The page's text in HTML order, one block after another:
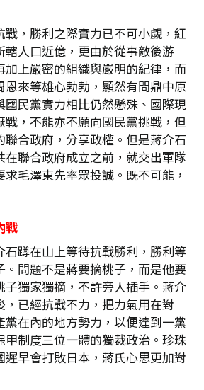
戰，勝利之際實力已不可小覷，紅
轄人口近億，更由於從事敵後游
加上嚴密的組織與嚴明的紀律，而
恩來等雄心勃勃，顯然有問鼎中原
國民黨實力相比仍然懸殊、國際現
，不能亦不願向國民黨挑戰，但
聯合政府，分享政權。但是蔣介石
聯合政府成立之前，就交出軍隊
毛澤東先率眾投誠。既不可能，
戰
石蹲在山上等待抗戰勝利，勝利等
。問題不是蔣要摘桃子，而是他要
子獨家獨摘，不許旁人插手。蔣介
已經抗戰不力，把力氣用在對
黨在內的地方勢力，以便達到一黨
甲制度三位一體的獨裁政治。珍珠
遲早會打敗日本，蔣氏心思更加對